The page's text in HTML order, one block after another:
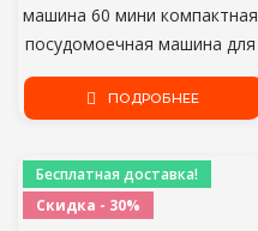
машина 60 мини компактная
посудомоечная машина для
дома и кухни Основной
прибор для мытья посуды
встроенный большой
ПОДРОБНЕЕ
Бесплатная доставка!
Скидка - 30%